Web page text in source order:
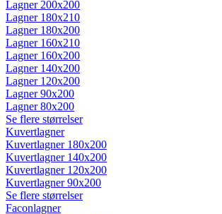
Lagner 200x200
Lagner 180x210
Lagner 180x200
Lagner 160x210
Lagner 160x200
Lagner 140x200
Lagner 120x200
Lagner 90x200
Lagner 80x200
Se flere størrelser
Kuvertlagner
Kuvertlagner 180x200
Kuvertlagner 140x200
Kuvertlagner 120x200
Kuvertlagner 90x200
Se flere størrelser
Faconlagner